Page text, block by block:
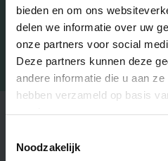
bieden en om ons
delen we informatie over uw
onze partners voor social
Deze partners kunnen deze
andere informatie die u aan
hebben verzameld op basis
Noodzakelijk
Stad
Maastricht ›